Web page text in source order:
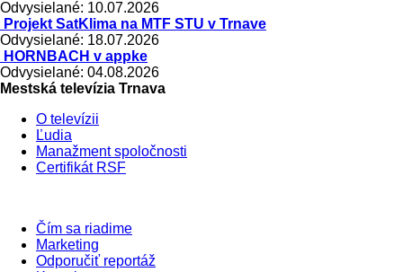
Odvysielané: 10.07.2026
Projekt SatKlima na MTF STU v Trnave
Odvysielané: 18.07.2026
HORNBACH v appke
Odvysielané: 04.08.2026
Mestská televízia Trnava
O televízii
Ľudia
Manažment spoločnosti
Certifikát RSF
Čím sa riadime
Marketing
Odporučiť reportáž